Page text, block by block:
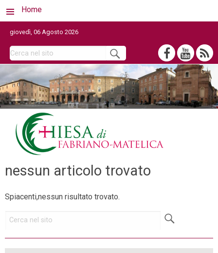
Home
giovedì, 06 Agosto 2026
nessun articolo trovato
Spiacenti,nessun risultato trovato.